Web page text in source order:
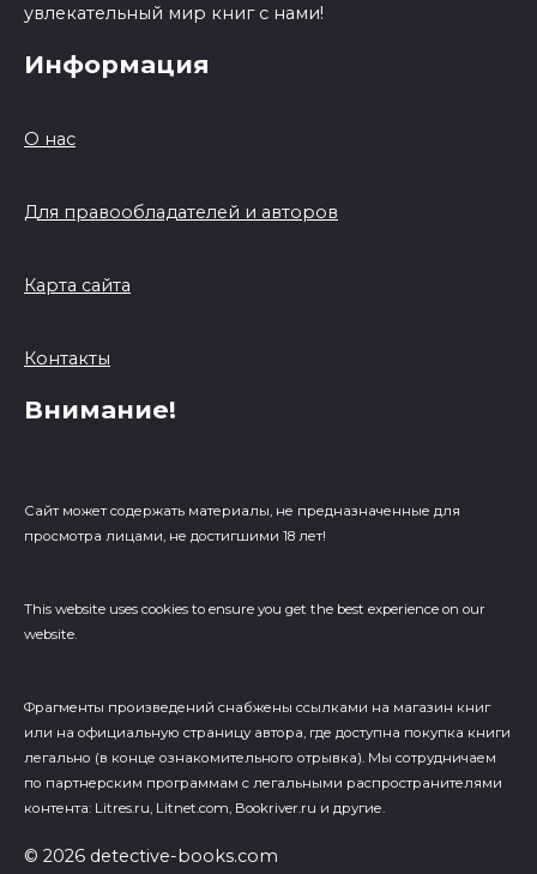
увлекательный мир книг с нами!
Информация
О нас
Для правообладателей и авторов
Карта сайта
Контакты
Внимание!
Сайт может содержать материалы, не предназначенные для
просмотра лицами, не достигшими 18 лет!
This website uses cookies to ensure you get the best experience on our
website.
Фрагменты произведений cнабжены ссылками на магазин книг
или на официальную страницу автора, где доступна покупка книги
легально (в конце ознакомительного отрывка). Мы сотрудничаем
по партнерским программам с легальными распространителями
контента: Litres.ru, Litnet.com, Bookriver.ru и другие.
© 2026 detective-books.com